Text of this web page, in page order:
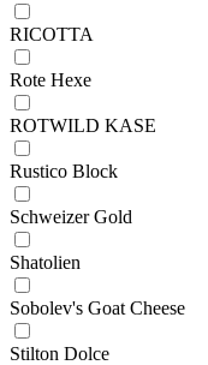
RICOTTA
Rote Hexe
ROTWILD KASE
Rustico Block
Schweizer Gold
Shatolien
Sobolev's Goat Cheese
Stilton Dolce